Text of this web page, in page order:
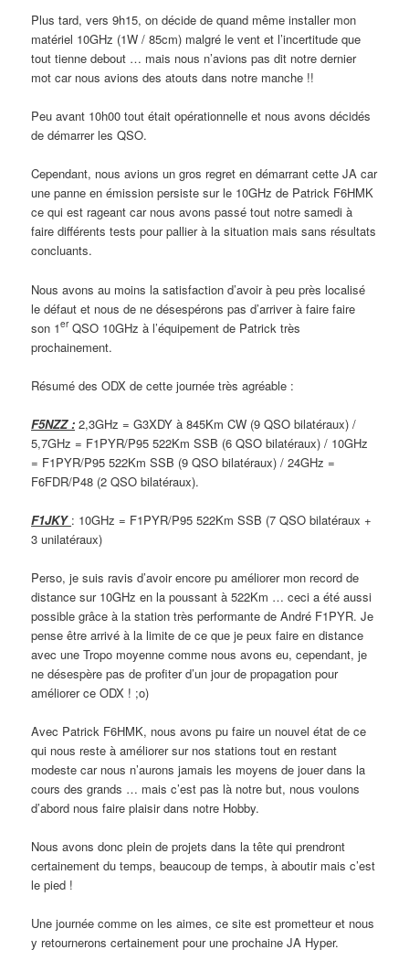
Plus tard, vers 9h15, on décide de quand même installer mon
matériel 10GHz (1W / 85cm) malgré le vent et l’incertitude que
tout tienne debout … mais nous n’avions pas dit notre dernier
mot car nous avions des atouts dans notre manche !!
Peu avant 10h00 tout était opérationnelle et nous avons décidés
de démarrer les QSO.
Cependant, nous avions un gros regret en démarrant cette JA car
une panne en émission persiste sur le 10GHz de Patrick F6HMK
ce qui est rageant car nous avons passé tout notre samedi à
faire différents tests pour pallier à la situation mais sans résultats
concluants.
Nous avons au moins la satisfaction d’avoir à peu près localisé
le défaut et nous de ne désespérons pas d’arriver à faire faire
son 1erQSO 10GHz à l’équipement de Patrick très
prochainement.
Résumé des ODX de cette journée très agréable :
F5NZZ : 2,3GHz = G3XDY à 845Km CW (9 QSO bilatéraux) /
5,7GHz = F1PYR/P95 522Km SSB (6 QSO bilatéraux) / 10GHz
= F1PYR/P95 522Km SSB (9 QSO bilatéraux) / 24GHz =
F6FDR/P48 (2 QSO bilatéraux).
F1JKY : 10GHz = F1PYR/P95 522Km SSB (7 QSO bilatéraux +
3 unilatéraux)
Perso, je suis ravis d’avoir encore pu améliorer mon record de
distance sur 10GHz en la poussant à 522Km … ceci a été aussi
possible grâce à la station très performante de André F1PYR. Je
pense être arrivé à la limite de ce que je peux faire en distance
avec une Tropo moyenne comme nous avons eu, cependant, je
ne désespère pas de profiter d’un jour de propagation pour
améliorer ce ODX ! ;o)
Avec Patrick F6HMK, nous avons pu faire un nouvel état de ce
qui nous reste à améliorer sur nos stations tout en restant
modeste car nous n’aurons jamais les moyens de jouer dans la
cours des grands … mais c’est pas là notre but, nous voulons
d’abord nous faire plaisir dans notre Hobby.
Nous avons donc plein de projets dans la tête qui prendront
certainement du temps, beaucoup de temps, à aboutir mais c’est
le pied !
Une journée comme on les aimes, ce site est prometteur et nous
y retournerons certainement pour une prochaine JA Hyper.